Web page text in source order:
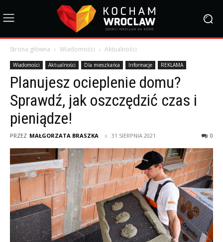
Strona główna Wiadomości Aktualności
Wiadomości Aktualności Dla mieszkańca Informacje REKLAMA
Planujesz ocieplenie domu?
Sprawdź, jak oszczędzić czas i
pieniądze!
PRZEZ MAŁGORZATA BRASZKA 31 SIERPNIA 2021 0